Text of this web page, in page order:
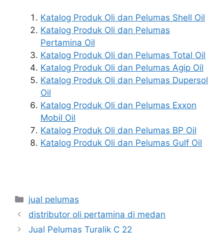
Katalog Produk Oli dan Pelumas Shell Oil
Katalog Produk Oli dan Pelumas
Pertamina Oil
Katalog Produk Oli dan Pelumas Total Oil
Katalog Produk Oli dan Pelumas Agip Oil
Katalog Produk Oli dan Pelumas Dupersol
Oil
Katalog Produk Oli dan Pelumas Exxon
Mobil Oil
Katalog Produk Oli dan Pelumas BP Oil
Katalog Produk Oli dan Pelumas Gulf Oil
jual pelumas
distributor oli pertamina di medan
Jual Pelumas Turalik C 22